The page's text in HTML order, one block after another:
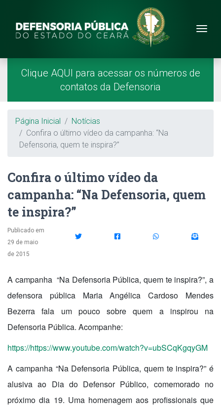
Site da Defensoria
Menu Principal
Página Inicial
Clique AQUI para acessar os números de
contatos da Defensoria
Breadcrumb
Página Inicial
Notícias
Confira o último vídeo da campanha: “Na
Defensoria, quem te inspira?”
Confira o último vídeo da
campanha: “Na Defensoria, quem
te inspira?”
Publicado em
29 de maio
de 2015
A campanha “Na Defensoria Pública, quem te inspira?”, a
defensora pública Maria Angélica Cardoso Mendes
Bezerra fala um pouco sobre quem a inspirou na
Defensoria Pública. Acompanhe:
https://https://www.youtube.com/watch?v=ubSCqKgqyGM
A campanha “Na Defensoria Pública, quem te inspira?” é
alusiva ao Dia do Defensor Público, comemorado no
próximo dia 19. Uma homenagem aos profissionais que